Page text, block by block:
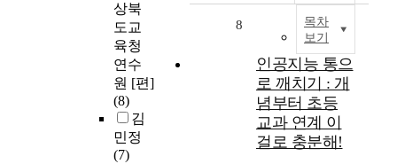
상북
도교
육청
연수
원 [편]
(8)
김
민정
(7)
목차
보기
8
인공지능 통으
로 깨치기 : 개
념부터 초등
교과 연계 이
걸로 충분해!